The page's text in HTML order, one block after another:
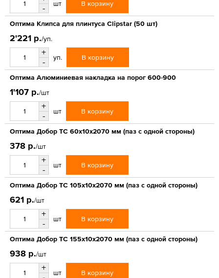
-
шт В корзину
Оптима Клипса для плинтуса Clipstar (50 шт)
2'221 р./уп.
+
-
уп. В корзину
Оптима Алюминиевая накладка на порог 600-900
1'107 р./шт
+
-
шт В корзину
Оптима Добор ТС 60х10х2070 мм (паз с одной стороны)
378 р./шт
+
-
шт В корзину
Оптима Добор ТС 105х10х2070 мм (паз с одной стороны)
621 р./шт
+
-
шт В корзину
Оптима Добор ТС 155х10х2070 мм (паз с одной стороны)
938 р./шт
+
шт В корзину